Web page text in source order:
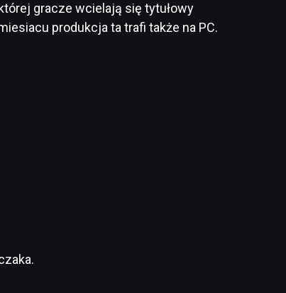
gracze wcielają się tytułowy
produkcja ta trafi także na PC.